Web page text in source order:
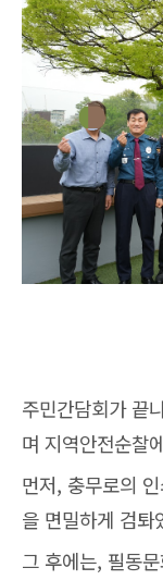
주민간담회가 끝
며 지역안전순찰
먼저, 충무로의
을 면밀하게 검톼
그 후에는, 필동